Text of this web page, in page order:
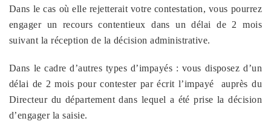
Dans le cas où elle rejetterait votre contestation, vous pourrez
engager un recours contentieux dans un délai de 2 mois
suivant la réception de la décision administrative.
Dans le cadre d’autres types d’impayés : vous disposez d’un
délai de 2 mois pour contester par écrit l’impayé
auprès du
Directeur du département dans lequel a été prise la décision
d’engager la saisie.